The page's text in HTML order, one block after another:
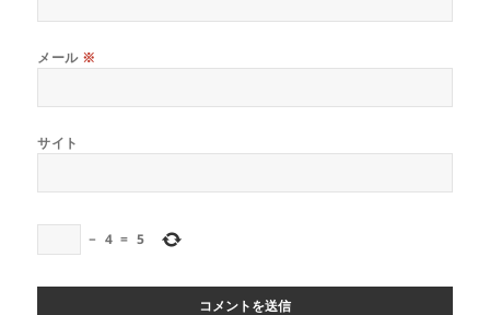
メール ※
サイト
− 4 = 5